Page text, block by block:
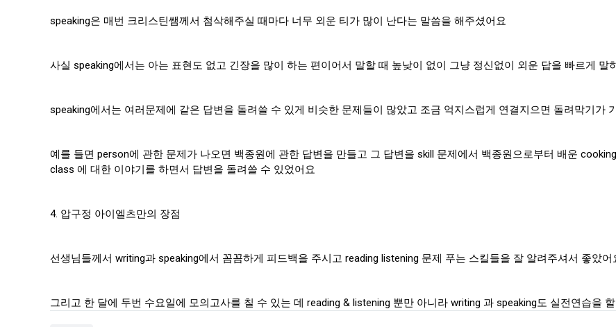
speaking은 매번 크리스틴쌤께서 첨삭해주실 때마다 너무 외운 티가 많이 난다는 말씀을 해주셨어요
사실 speaking에서는 아는 표현도 없고 긴장을 많이 하는 편이어서 말할 때 높낮이 없이 그냥 정신없이 외운 답을 빠르게 말
speaking에서는 여러문제에 같은 답변을 돌려쓸 수 있게 비슷한 문제들이 많았고 조금 억지스럽게 연결지으면 돌려막기가
예를 들면 person에 관한 문제가 나오면 백종원에 관한 답변을 만들고 그 답변을 skill 문제에서 백종원으로부터 배운
class 에 대한 이야기를 하면서 답변을 돌려쓸 수 있었어요
4. 압구정 아이엘츠만의 장점
선생님들께서 writing과 speaking에서 꼼꼼하게 피드백을 주시고 reading listening 문제 푸는 스킬들을 잘 알려주셔서 좋았어
그리고 한 달에 두번 수요일에 모의고사를 칠 수 있는 데 reading & listening 뿐만 아니라 writing 과 speaking도 실전연습을